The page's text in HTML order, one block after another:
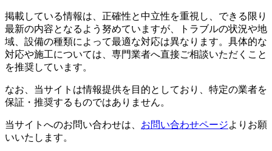
掲載している情報は、正確性と中立性を重視し、できる限り
最新の内容となるよう努めていますが、トラブルの状況や地
域、設備の種類によって最適な対応は異なります。具体的な
対応や施工については、専門業者へ直接ご相談いただくこと
を推奨しています。
なお、当サイトは情報提供を目的としており、特定の業者を
保証・推奨するものではありません。
当サイトへのお問い合わせは、 お問い合わせページよりお願
いいたします。